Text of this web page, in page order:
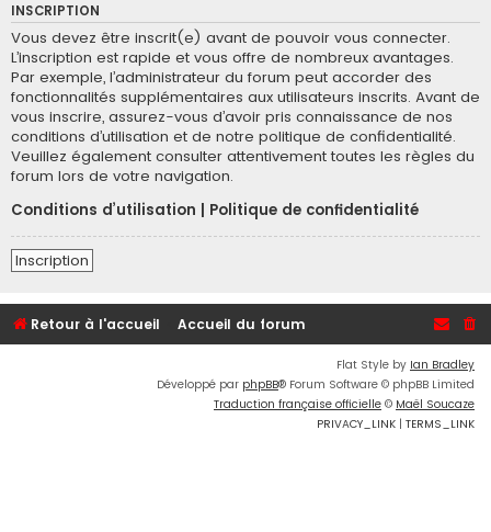
INSCRIPTION
Vous devez être inscrit(e) avant de pouvoir vous connecter.
L’inscription est rapide et vous offre de nombreux avantages.
Par exemple, l’administrateur du forum peut accorder des
fonctionnalités supplémentaires aux utilisateurs inscrits. Avant de
vous inscrire, assurez-vous d’avoir pris connaissance de nos
conditions d’utilisation et de notre politique de confidentialité.
Veuillez également consulter attentivement toutes les règles du
forum lors de votre navigation.
Conditions d’utilisation
Politique de confidentialité
Inscription
Retour à l'accueil Accueil du forum
Flat Style by Ian Bradley
Développé par phpBB® Forum Software © phpBB Limited
Traduction française officielle © Maël Soucaze
PRIVACY_LINK | TERMS_LINK